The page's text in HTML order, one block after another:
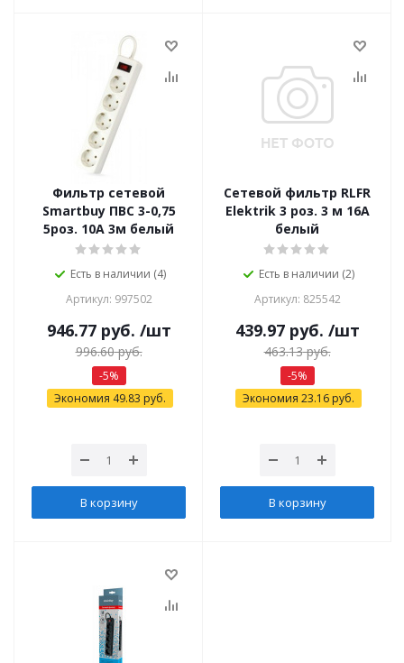
Фильтр сетевой
Smartbuy ПВС 3-0,75
5роз. 10А 3м белый
Есть в наличии (4)
Артикул: 997502
946.77руб. /шт
996.60руб.
-5%
Экономия 49.83 руб.
В корзину
Сетевой фильтр RLFR
Elektrik 3 роз. 3 м 16А
белый
Есть в наличии (2)
Артикул: 825542
439.97руб. /шт
463.13руб.
-5%
Экономия 23.16 руб.
В корзину